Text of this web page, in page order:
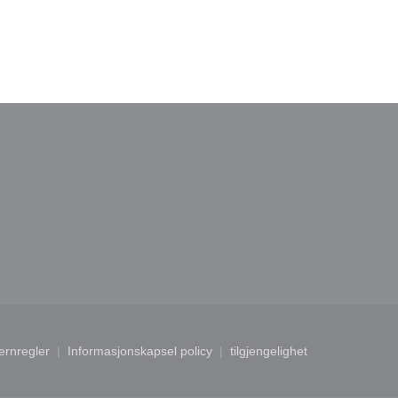
vindu))
((åpner i et nytt vindu))
Informasjonskapsel policy
((åpner i et nytt vindu))
tilgjengelighet
((åpner i et nytt vindu))